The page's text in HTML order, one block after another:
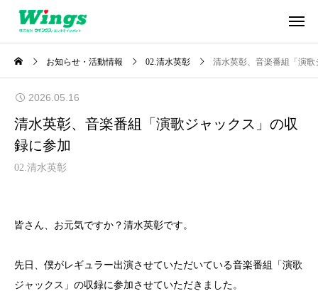
お知らせ・活動情報 02.清水英彰 清水英彰、音楽番組「演
2026.05.16
清水英彰、音楽番組「演歌ジャックス」の収
録に参加
02.清水英彰
皆さん、お元気ですか？清水英彰です。
先日、僕がレギュラー出演させていただいている音楽番組「演歌
ジャックス」の収録に参加させていただきました。